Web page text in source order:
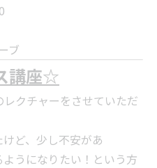
ブ
講座☆
クチャーをさせていただ
ど、少し不安があ
うになりたい！という方